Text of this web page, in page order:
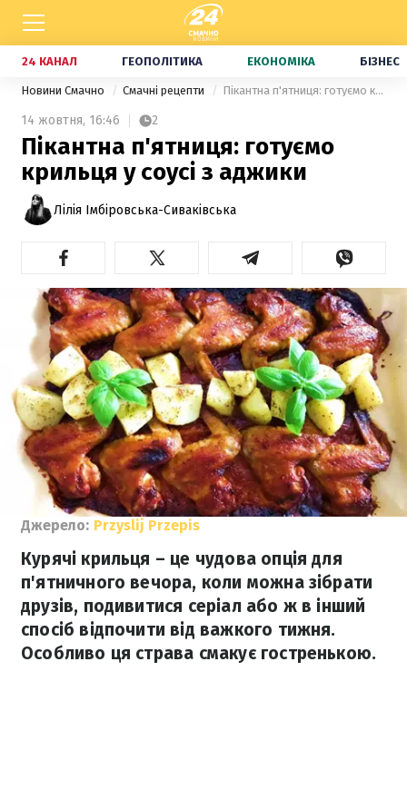
24 КАНАЛ ГЕОПОЛІТИКА ЕКОНОМІКА БІЗНЕС
Новини Смачно Смачні рецепти Пікантна п'ятниця: готуємо крильця у соусі з аджики
14 жовтня, 16:46 2
Пікантна п'ятниця: готуємо
крильця у соусі з аджики
Лілія Імбіровська-Сиваківська
Джерело: Przyslij Przepis
Курячі крильця – це чудова опція для
п'ятничного вечора, коли можна зібрати
друзів, подивитися серіал або ж в інший
спосіб відпочити від важкого тижня.
Особливо ця страва смакує гостренькою.